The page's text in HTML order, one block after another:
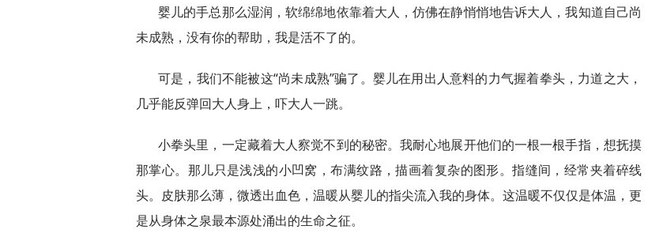
婴儿的手总那么湿润，软绵绵地依靠着大人，仿佛在静悄悄地告诉大人，我知道自己尚
未成熟，没有你的帮助，我是活不了的。
可是，我们不能被这“尚未成熟”骗了。婴儿在用出人意料的力气握着拳头，力道之大，
几乎能反弹回大人身上，吓大人一跳。
小拳头里，一定藏着大人察觉不到的秘密。我耐心地展开他们的一根一根手指，想抚摸
那掌心。那儿只是浅浅的小凹窝，布满纹路，描画着复杂的图形。指缝间，经常夹着碎线
头。皮肤那么薄，微透出血色，温暖从婴儿的指尖流入我的身体。这温暖不仅仅是体温，更
是从身体之泉最本源处涌出的生命之征。